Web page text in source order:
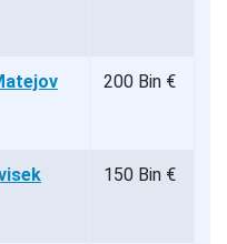
200 Bin €
150 Bin €